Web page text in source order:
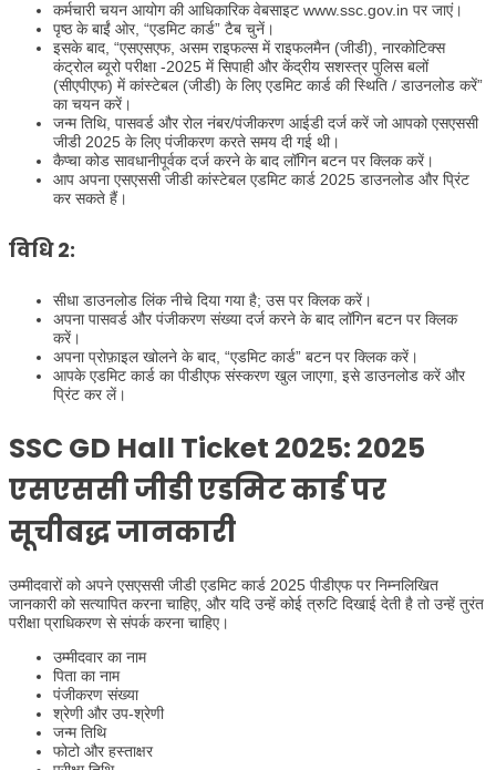
कर्मचारी चयन आयोग की आधिकारिक वेबसाइट www.ssc.gov.in पर जाएं।
पृष्ठ के बाईं ओर, “एडमिट कार्ड” टैब चुनें।
इसके बाद, “एसएसएफ, असम राइफल्स में राइफलमैन (जीडी), नारकोटिक्स
कंट्रोल ब्यूरो परीक्षा -2025 में सिपाही और केंद्रीय सशस्त्र पुलिस बलों
(सीएपीएफ) में कांस्टेबल (जीडी) के लिए एडमिट कार्ड की स्थिति / डाउनलोड करें”
का चयन करें।
जन्म तिथि, पासवर्ड और रोल नंबर/पंजीकरण आईडी दर्ज करें जो आपको एसएससी
जीडी 2025 के लिए पंजीकरण करते समय दी गई थी।
कैप्चा कोड सावधानीपूर्वक दर्ज करने के बाद लॉगिन बटन पर क्लिक करें।
आप अपना एसएससी जीडी कांस्टेबल एडमिट कार्ड 2025 डाउनलोड और प्रिंट
कर सकते हैं।
विधि 2:
सीधा डाउनलोड लिंक नीचे दिया गया है; उस पर क्लिक करें।
अपना पासवर्ड और पंजीकरण संख्या दर्ज करने के बाद लॉगिन बटन पर क्लिक
करें।
अपना प्रोफ़ाइल खोलने के बाद, “एडमिट कार्ड” बटन पर क्लिक करें।
आपके एडमिट कार्ड का पीडीएफ संस्करण खुल जाएगा, इसे डाउनलोड करें और
प्रिंट कर लें।
SSC GD Hall Ticket 2025: 2025
एसएससी जीडी एडमिट कार्ड पर
सूचीबद्ध जानकारी
उम्मीदवारों को अपने एसएससी जीडी एडमिट कार्ड 2025 पीडीएफ पर निम्नलिखित
जानकारी को सत्यापित करना चाहिए, और यदि उन्हें कोई त्रुटि दिखाई देती है तो उन्हें तुरंत
परीक्षा प्राधिकरण से संपर्क करना चाहिए।
उम्मीदवार का नाम
पिता का नाम
पंजीकरण संख्या
श्रेणी और उप-श्रेणी
जन्म तिथि
फोटो और हस्ताक्षर